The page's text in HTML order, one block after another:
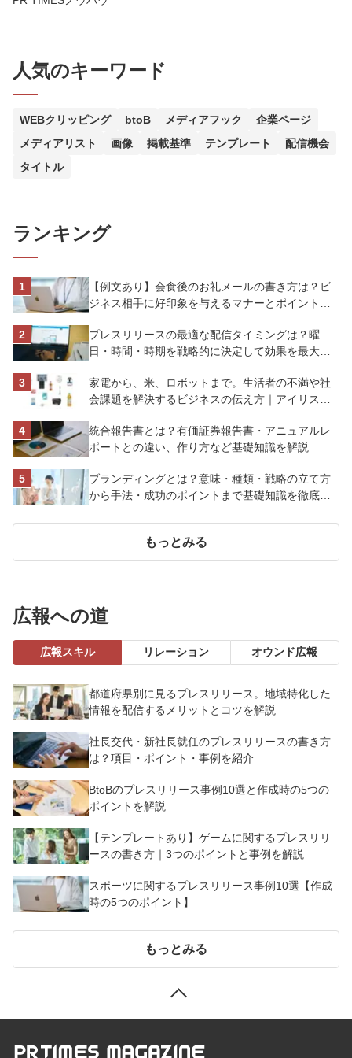
人気のキーワード
WEBクリッピング btoB メディアフック
企業ページ
メディアリスト
画像 掲載基準 テンプレート
配信機会
タイトル
ランキング
【例文あり】会食後のお礼メールの書き方は？ビ
ジネス相手に好印象を与えるマナーとポイントを
プレスリリースの最適な配信タイミングは？曜
日・時間・時期を戦略的に決定して効果を最大化
家電から、米、ロボットまで。生活者の不満や社
会課題を解決するビジネスの伝え方｜アイリスオ
統合報告書とは？有価証券報告書・アニュアルレ
ポートとの違い、作り方など基礎知識を解説
ブランディングとは？意味・種類・戦略の立て方
から手法・成功のポイントまで基礎知識を徹底解
もっとみる
広報への道
広報スキル リレーション オウンド広報
都道府県別に見るプレスリリース。地域特化した
情報を配信するメリットとコツを解説
社長交代・新社長就任のプレスリリースの書き方
は？項目・ポイント・事例を紹介
BtoBのプレスリリース事例10選と作成時の5つの
ポイントを解説
【テンプレートあり】ゲームに関するプレスリリ
ースの書き方｜3つのポイントと事例を解説
スポーツに関するプレスリリース事例10選【作成
時の5つのポイント】
もっとみる